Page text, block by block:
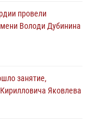
отмечает день
провели
Володи Дубинина
занятие,
Яковлева